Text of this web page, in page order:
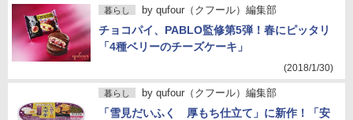
暮らし by qufour（クフール）編集部
チョコパイ、PABLO監修第5弾！春にピッタリ
「4種ベリーのチーズケーキ」
(2018/1/30)
暮らし by qufour（クフール）編集部
「雪見だいふく 厚もち仕立て」に新作！「安